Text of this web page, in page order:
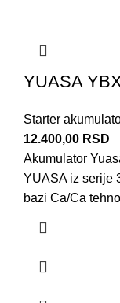
YUASA
Starter
12.400,00 RSD
Akumulator
YUASA iz serije
bazi Ca/Ca